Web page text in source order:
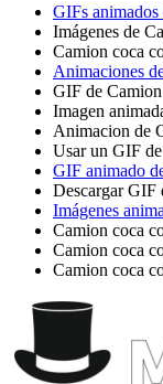
GIFs
Imágenes de
Camion coca
Animaciones
GIF de
Imagen
Animacion de
Usar un GIF
GIF animado
Descargar GIF
Imágenes
Camion coca
Camion coca
Camion coca